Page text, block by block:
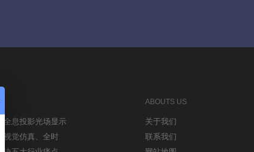
全息投影光场显示
视觉仿真、全时
ABOUTS US
关于我们
联系我们